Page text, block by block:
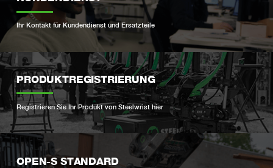
Ihr Kontakt für Kundendienst und Ersatzteile
PRODUKTREGISTRIERUNG
Registrieren Sie Ihr Produkt von Steelwrist hier
OPEN-S STANDARD